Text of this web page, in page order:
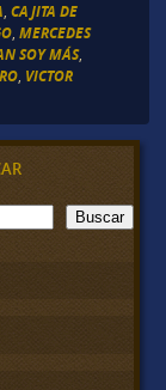
CAJITA DE
, MERCEDES
SOY MÁS,
, VICTOR
Buscar